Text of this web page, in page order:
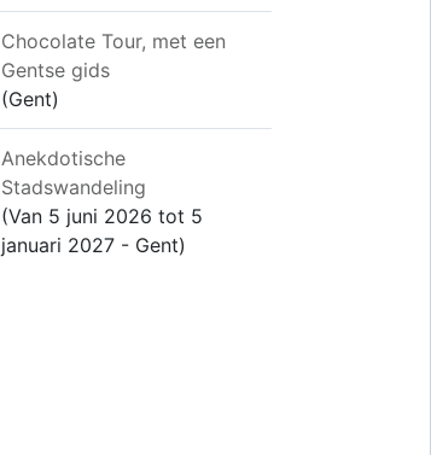
Chocolate Tour, met een
Gentse gids
(Gent)
Anekdotische
Stadswandeling
(Van 5 juni 2026 tot 5
januari 2027 - Gent)